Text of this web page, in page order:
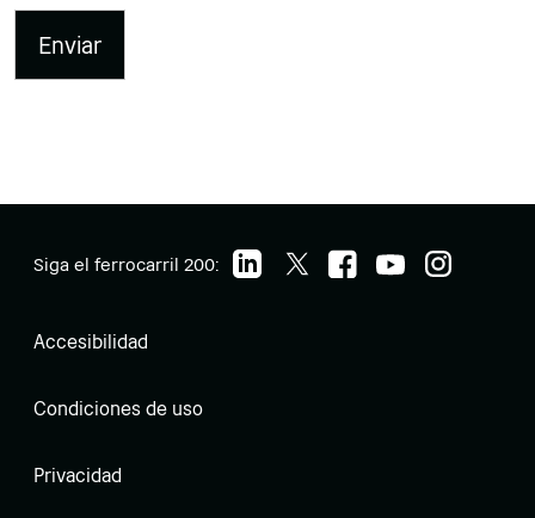
Siga el ferrocarril 200:
Accesibilidad
Condiciones de uso
Privacidad